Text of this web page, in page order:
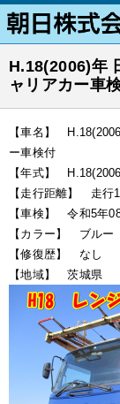
H.18(2006)年
ャリアカー車
【車名】
ー車検付
【年式】
【走行距離】 走行
【車検】 令和5年
【カラー】 ブルー
【修復歴】 なし
【地域】 茨城県